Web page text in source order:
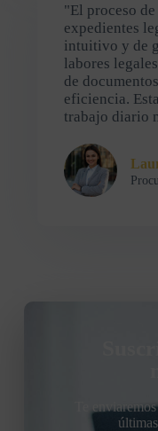
"El proceso
expedientes
intuitivo y de
labores
de
eficiencia.
trabajo diario
Te